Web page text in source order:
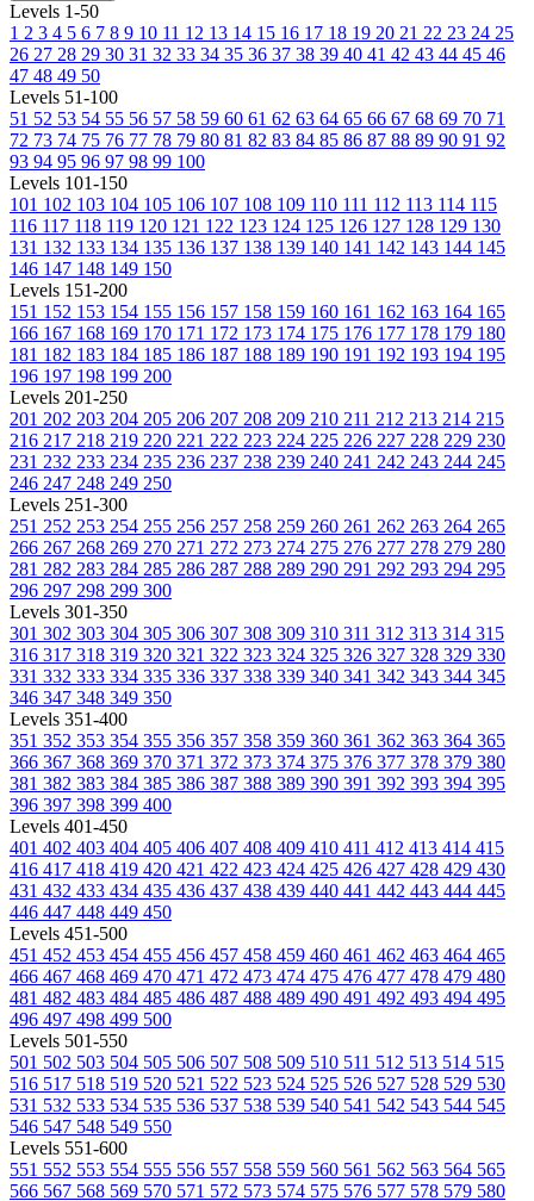
Levels 1-50
1 2 3 4 5 6 7 8 9 10 11 12 13 14 15 16 17 18 19 20 21 22 23 24 25
26 27 28 29 30 31 32 33 34 35 36 37 38 39 40 41 42 43 44 45 46
47 48 49 50
Levels 51-100
51 52 53 54 55 56 57 58 59 60 61 62 63 64 65 66 67 68 69 70 71
72 73 74 75 76 77 78 79 80 81 82 83 84 85 86 87 88 89 90 91 92
93 94 95 96 97 98 99 100
Levels 101-150
101 102 103 104 105 106 107 108 109 110 111 112 113 114 115
116 117 118 119 120 121 122 123 124 125 126 127 128 129 130
131 132 133 134 135 136 137 138 139 140 141 142 143 144 145
146 147 148 149 150
Levels 151-200
151 152 153 154 155 156 157 158 159 160 161 162 163 164 165
166 167 168 169 170 171 172 173 174 175 176 177 178 179 180
181 182 183 184 185 186 187 188 189 190 191 192 193 194 195
196 197 198 199 200
Levels 201-250
201 202 203 204 205 206 207 208 209 210 211 212 213 214 215
216 217 218 219 220 221 222 223 224 225 226 227 228 229 230
231 232 233 234 235 236 237 238 239 240 241 242 243 244 245
246 247 248 249 250
Levels 251-300
251 252 253 254 255 256 257 258 259 260 261 262 263 264 265
266 267 268 269 270 271 272 273 274 275 276 277 278 279 280
281 282 283 284 285 286 287 288 289 290 291 292 293 294 295
296 297 298 299 300
Levels 301-350
301 302 303 304 305 306 307 308 309 310 311 312 313 314 315
316 317 318 319 320 321 322 323 324 325 326 327 328 329 330
331 332 333 334 335 336 337 338 339 340 341 342 343 344 345
346 347 348 349 350
Levels 351-400
351 352 353 354 355 356 357 358 359 360 361 362 363 364 365
366 367 368 369 370 371 372 373 374 375 376 377 378 379 380
381 382 383 384 385 386 387 388 389 390 391 392 393 394 395
396 397 398 399 400
Levels 401-450
401 402 403 404 405 406 407 408 409 410 411 412 413 414 415
416 417 418 419 420 421 422 423 424 425 426 427 428 429 430
431 432 433 434 435 436 437 438 439 440 441 442 443 444 445
446 447 448 449 450
Levels 451-500
451 452 453 454 455 456 457 458 459 460 461 462 463 464 465
466 467 468 469 470 471 472 473 474 475 476 477 478 479 480
481 482 483 484 485 486 487 488 489 490 491 492 493 494 495
496 497 498 499 500
Levels 501-550
501 502 503 504 505 506 507 508 509 510 511 512 513 514 515
516 517 518 519 520 521 522 523 524 525 526 527 528 529 530
531 532 533 534 535 536 537 538 539 540 541 542 543 544 545
546 547 548 549 550
Levels 551-600
551 552 553 554 555 556 557 558 559 560 561 562 563 564 565
566 567 568 569 570 571 572 573 574 575 576 577 578 579 580